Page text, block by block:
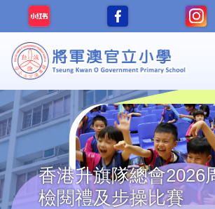
移至主內容
香港升旗隊總會2026
檢閱禮及步操比賽